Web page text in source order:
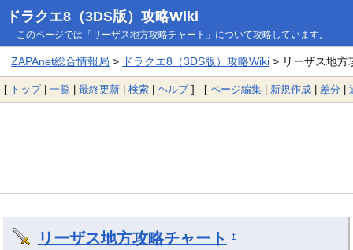
ドラクエ8（3DS版）攻略Wiki
このページでは「リーザス地方攻略チャート」について攻略しています。
ZAPAnet総合情報局 > ドラクエ8（3DS版）攻略Wiki> リーザス地方
[ トップ| 一覧 | 最終更新 | 検索 | ヘルプ] [ ページ編集 | 新規作成 | 差分 |
リーザス地方攻略チャート †